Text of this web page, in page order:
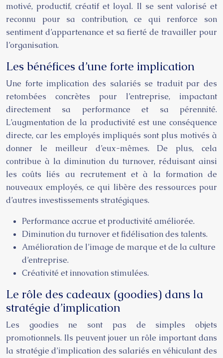
motivé, productif, créatif et loyal. Il se sent valorisé et
reconnu pour sa contribution, ce qui renforce son
sentiment d’appartenance et sa fierté de travailler pour
l’organisation.
Les bénéfices d’une forte implication
Une forte implication des salariés se traduit par des
retombées concrètes pour l’entreprise, impactant
directement sa performance et sa pérennité.
L’augmentation de la productivité est une conséquence
directe, car les employés impliqués sont plus motivés à
donner le meilleur d’eux-mêmes. De plus, cela
contribue à la diminution du turnover, réduisant ainsi
les coûts liés au recrutement et à la formation de
nouveaux employés, ce qui libère des ressources pour
d’autres investissements stratégiques.
Performance accrue et productivité améliorée.
Diminution du turnover et fidélisation des talents.
Amélioration de l’image de marque et de la culture
d’entreprise.
Créativité et innovation stimulées.
Le rôle des cadeaux (goodies) dans la
stratégie d’implication
Les goodies ne sont pas de simples objets
promotionnels. Ils peuvent jouer un rôle important dans
la stratégie d’implication des salariés en véhiculant des